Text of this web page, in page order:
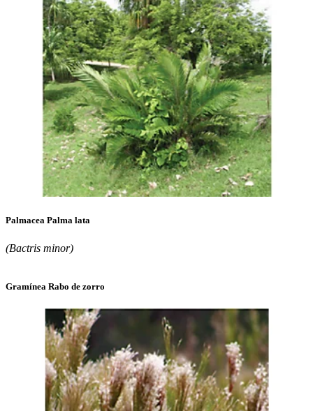
Palmacea Palma lata
(Bactris minor)
Gramínea Rabo de zorro